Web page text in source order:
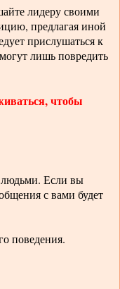
лидеру своими
предлагая иной
прислушаться к
лишь повредить
чтобы
людьми. Если вы
с вами будет
поведения.